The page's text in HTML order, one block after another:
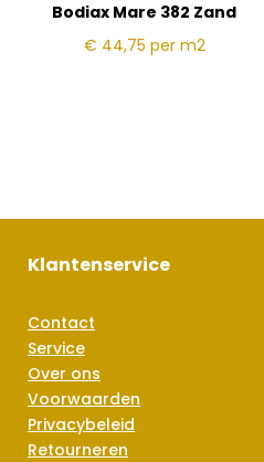
Bodiax Mare 382 Zand
€ 44,75 per m2
Klantenservice
Contact
Service
Over ons
Voorwaarden
Privacybeleid
Retourneren